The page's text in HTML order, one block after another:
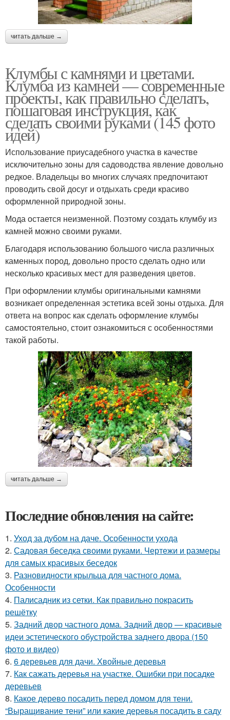
читать дальше →
Клумбы с камнями и цветами.
Клумба из камней — современные
проекты, как правильно сделать,
пошаговая инструкция, как
сделать своими руками (145 фото
идей)
Использование приусадебного участка в качестве
исключительно зоны для садоводства явление довольно
редкое. Владельцы во многих случаях предпочитают
проводить свой досуг и отдыхать среди красиво
оформленной природной зоны.
Мода остается неизменной. Поэтому создать клумбу из
камней можно своими руками.
Благодаря использованию большого числа различных
каменных пород, довольно просто сделать одно или
несколько красивых мест для разведения цветов.
При оформлении клумбы оригинальными камнями
возникает определенная эстетика всей зоны отдыха. Для
ответа на вопрос как сделать оформление клумбы
самостоятельно, стоит ознакомиться с особенностями
такой работы.
читать дальше →
Последние обновления на сайте:
1. Уход за дубом на даче. Особенности ухода
2. Садовая беседка своими руками. Чертежи и размеры
для самых красивых беседок
3. Разновидности крыльца для частного дома.
Особенности
4. Палисадник из сетки. Как правильно покрасить
решётку
5. Задний двор частного дома. Задний двор — красивые
идеи эстетического обустройства заднего двора (150
фото и видео)
6. 6 деревьев для дачи. Хвойные деревья
7. Как сажать деревья на участке. Ошибки при посадке
деревьев
8. Какое дерево посадить перед домом для тени.
“Выращивание тени” или какие деревья посадить в саду